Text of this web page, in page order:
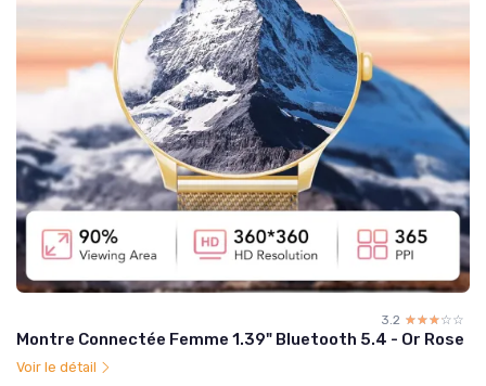
3.2 ☆☆☆☆☆
★★★★★
Montre Connectée Femme 1.39" Bluetooth 5.4 - Or Rose
Voir le détail